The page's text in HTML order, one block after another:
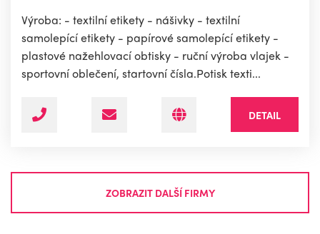
Výroba: - textilní etikety - nášivky - textilní
samolepící etikety - papírové samolepící etikety -
plastové nažehlovací obtisky - ruční výroba vlajek -
sportovní oblečení, startovní čísla.Potisk texti...
DETAIL
ZOBRAZIT DALŠÍ FIRMY